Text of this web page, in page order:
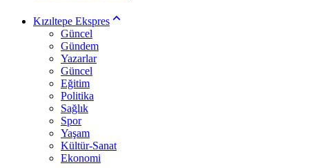
Kızıltepe Ekspres
Güncel
Gündem
Yazarlar
Güncel
Eğitim
Politika
Sağlık
Spor
Yaşam
Kültür-Sanat
Ekonomi